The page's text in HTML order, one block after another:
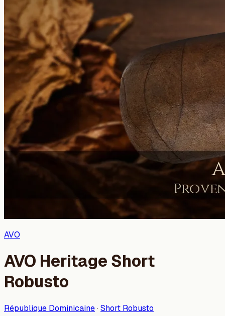
AVO
AVO Heritage Short
Robusto
République Dominicaine·Short Robusto